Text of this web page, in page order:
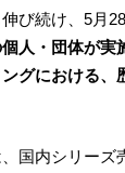
び続け、5月
個人・団体が
グにおける、
国内シリーズ